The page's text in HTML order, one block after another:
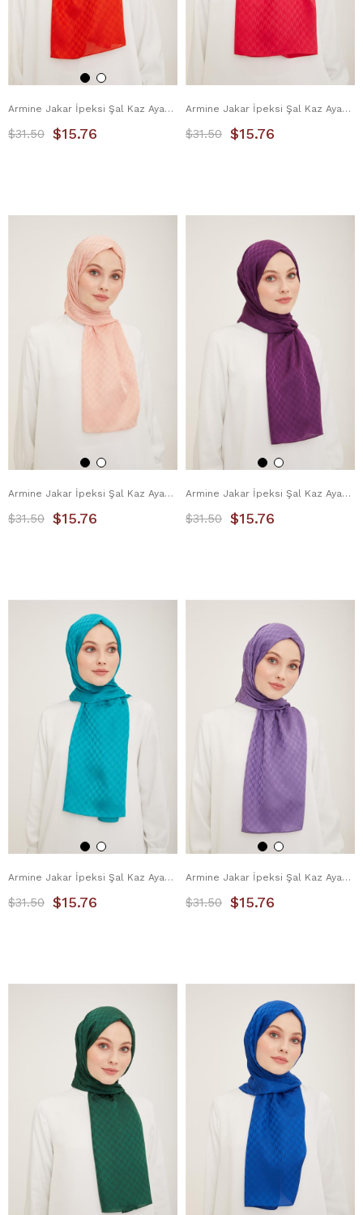
Armine Jakar İpeksi Şal Kaz Ayağı 3100-10 Yanık Portakal
$15.76
$31.50
Armine Jakar İpeksi Şal Kaz Ayağı 3100-1 Pembe
$15.76
$31.50
Armine Jakar İpeksi Şal Kaz Ayağı 3100-2 Pudra
$15.76
$31.50
Armine Jakar İpeksi Şal Kaz Ayağı 3100-3 Mor
$15.76
$31.50
Armine Jakar İpeksi Şal Kaz Ayağı 3100-4 Cam Göbeği
$15.76
$31.50
Armine Jakar İpeksi Şal Kaz Ayağı 3100-5 Lavanta
$15.76
$31.50